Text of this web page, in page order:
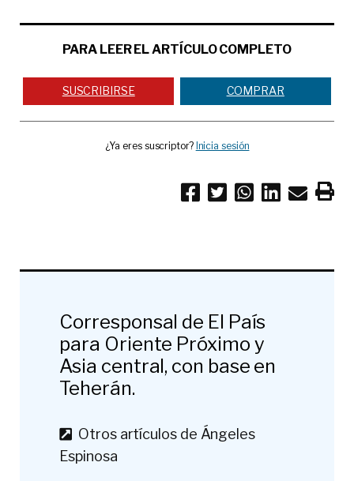
PARA LEER EL ARTÍCULO COMPLETO
SUSCRIBIRSE COMPRAR
¿Ya eres suscriptor? Inicia sesión
Corresponsal de El País
para Oriente Próximo y
Asia central, con base en
Teherán.
Otros artículos de Ángeles
Espinosa